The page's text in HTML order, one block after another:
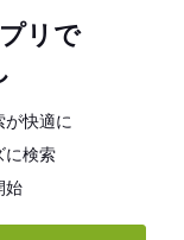
リで
が快適に
に検索
始